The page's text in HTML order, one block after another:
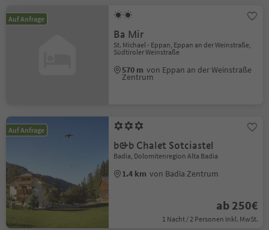
Auf Anfrage
Ba Mir
St. Michael - Eppan, Eppan an der Weinstraße,
Südtiroler Weinstraße
570 m von Eppan an der Weinstraße
Zentrum
Auf Anfrage
b&b Chalet Sotciastel
Badia, Dolomitenregion Alta Badia
1.4 km von Badia Zentrum
ab 250€
1 Nacht / 2 Personen Inkl. MwSt.